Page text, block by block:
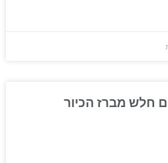
חלש מברז הכיור